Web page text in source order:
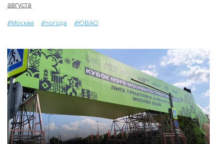
августа
#Москва #погода #ЮВАО